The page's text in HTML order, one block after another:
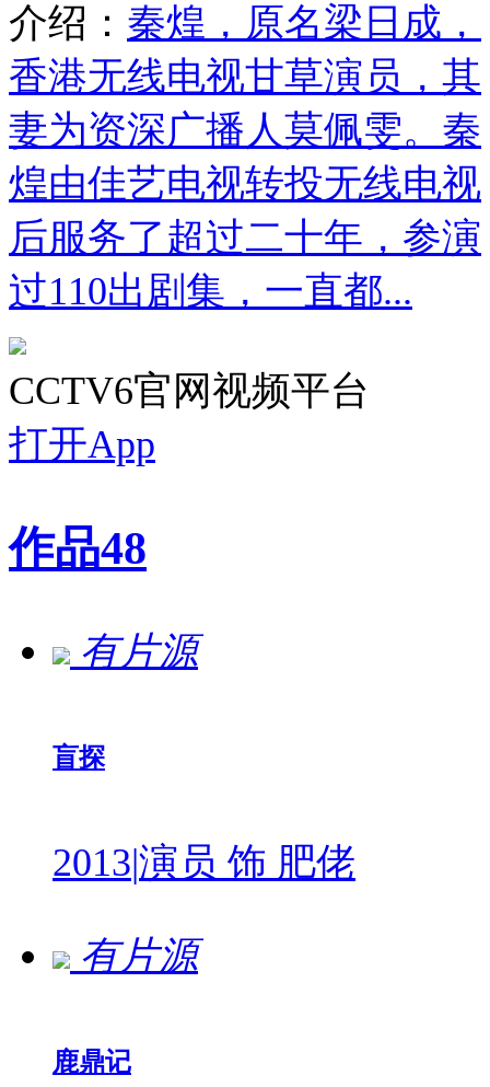
介绍： 秦煌，原名梁日成，
香港无线电视甘草演员，其
妻为资深广播人莫佩雯。秦
煌由佳艺电视转投无线电视
后服务了超过二十年，参演
过110出剧集，一直都...
CCTV6官网视频平台
打开App
作品48
有片源
盲探
2013|演员 饰 肥佬
有片源
鹿鼎记